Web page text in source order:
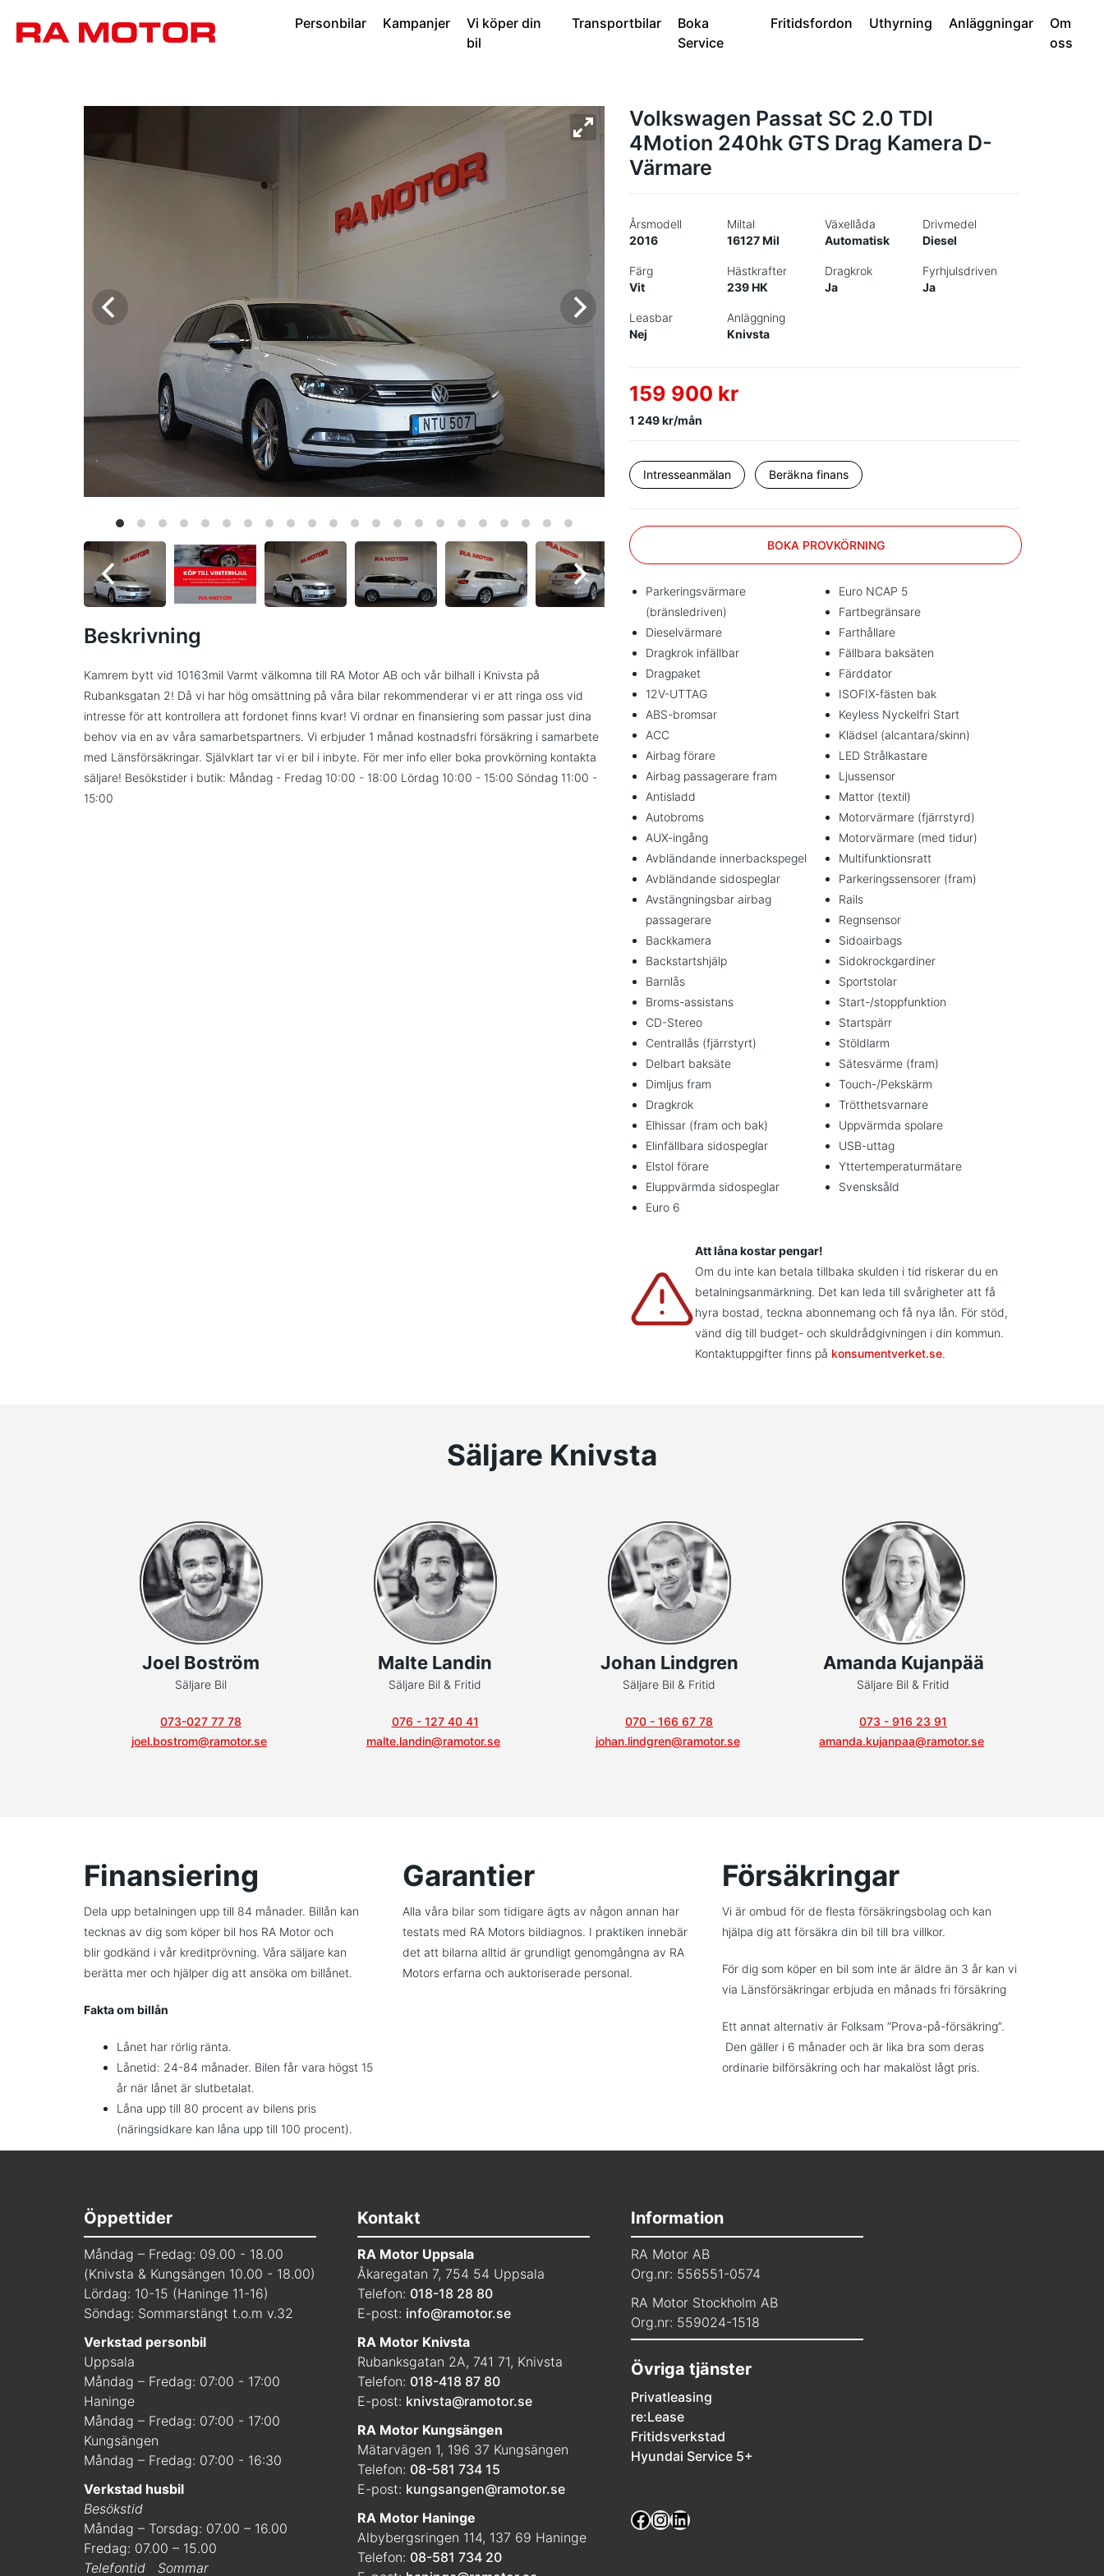
Personbilar Kampanjer
Vi köper din
bil
Transportbilar
Boka
Service
Fritidsfordon Uthyrning Anläggningar
Om
oss
Beskrivning
Kamrem bytt vid 10163mil Varmt välkomna till RA Motor AB och vår bilhall i Knivsta på
Rubanksgatan 2! Då vi har hög omsättning på våra bilar rekommenderar vi er att ringa oss vid
intresse för att kontrollera att fordonet finns kvar! Vi ordnar en finansiering som passar just dina
behov via en av våra samarbetspartners. Vi erbjuder 1 månad kostnadsfri försäkring i samarbete
med Länsförsäkringar. Självklart tar vi er bil i inbyte. För mer info eller boka provkörning kontakta
säljare! Besökstider i butik: Måndag - Fredag 10:00 - 18:00 Lördag 10:00 - 15:00 Söndag 11:00 -
15:00
Volkswagen Passat SC 2.0 TDI
4Motion 240hk GTS Drag Kamera D-
Värmare
Årsmodell
2016
Miltal
16127 Mil
Växellåda
Automatisk
Drivmedel
Diesel
Färg
Vit
Hästkrafter
239 HK
Dragkrok
Ja
Fyrhjulsdriven
Ja
Leasbar
Nej
Anläggning
Knivsta
159 900 kr
1 249 kr/mån
Intresseanmälan Beräkna finans
BOKA PROVKÖRNING
Parkeringsvärmare
(bränsledriven)
Dieselvärmare
Dragkrok infällbar
Dragpaket
12V-UTTAG
ABS-bromsar
ACC
Airbag förare
Airbag passagerare fram
Antisladd
Autobroms
AUX-ingång
Avbländande innerbackspegel
Avbländande sidospeglar
Avstängningsbar airbag
passagerare
Backkamera
Backstartshjälp
Barnlås
Broms-assistans
CD-Stereo
Centrallås (fjärrstyrt)
Delbart baksäte
Dimljus fram
Dragkrok
Elhissar (fram och bak)
Elinfällbara sidospeglar
Elstol förare
Eluppvärmda sidospeglar
Euro 6
Euro NCAP 5
Fartbegränsare
Farthållare
Fällbara baksäten
Färddator
ISOFIX-fästen bak
Keyless Nyckelfri Start
Klädsel (alcantara/skinn)
LED Strålkastare
Ljussensor
Mattor (textil)
Motorvärmare (fjärrstyrd)
Motorvärmare (med tidur)
Multifunktionsratt
Parkeringssensorer (fram)
Rails
Regnsensor
Sidoairbags
Sidokrockgardiner
Sportstolar
Start-/stoppfunktion
Startspärr
Stöldlarm
Sätesvärme (fram)
Touch-/Pekskärm
Trötthetsvarnare
Uppvärmda spolare
USB-uttag
Yttertemperaturmätare
Svensksåld
Att låna kostar pengar!
Om du inte kan betala tillbaka skulden i tid riskerar du en
betalningsanmärkning. Det kan leda till svårigheter att få
hyra bostad, teckna abonnemang och få nya lån. För stöd,
vänd dig till budget- och skuldrådgivningen i din kommun.
Kontaktuppgifter finns på konsumentverket.se.
Säljare Knivsta
Joel Boström
Säljare Bil
073-027 77 78
joel.bostrom@ramotor.se
Malte Landin
Säljare Bil & Fritid
076 - 127 40 41
malte.landin@ramotor.se
Johan Lindgren
Säljare Bil & Fritid
070 - 166 67 78
johan.lindgren@ramotor.se
Amanda Kujanpää
Säljare Bil & Fritid
073 - 916 23 91
amanda.kujanpaa@ramotor.se
Finansiering
Dela upp betalningen upp till 84 månader. Billån kan
tecknas av dig som köper bil hos RA Motor och
blir godkänd i vår kreditprövning. Våra säljare kan
berätta mer och hjälper dig att ansöka om billånet.
Fakta om billån
Lånet har rörlig ränta.
Lånetid: 24-84 månader. Bilen får vara högst 15
år när lånet är slutbetalat.
Låna upp till 80 procent av bilens pris
(näringsidkare kan låna upp till 100 procent).
Garantier
Alla våra bilar som tidigare ägts av någon annan har
testats med RA Motors bildiagnos. I praktiken innebär
det att bilarna alltid är grundligt genomgångna av RA
Motors erfarna och auktoriserade personal.
Försäkringar
Vi är ombud för de flesta försäkringsbolag och kan
hjälpa dig att försäkra din bil till bra villkor.
För dig som köper en bil som inte är äldre än 3 år kan vi
via Länsförsäkringar erbjuda en månads fri försäkring
Ett annat alternativ är Folksam “Prova-på-försäkring”.
Den gäller i 6 månader och är lika bra som deras
ordinarie bilförsäkring och har makalöst lågt pris.
Öppettider
Måndag – Fredag: 09.00 - 18.00
(Knivsta & Kungsängen 10.00 - 18.00)
Lördag: 10-15 (Haninge 11-16)
Söndag: Sommarstängt t.o.m v.32
Verkstad personbil
Uppsala
Måndag – Fredag: 07:00 - 17:00
Haninge
Måndag – Fredag: 07:00 - 17:00
Kungsängen
Måndag – Fredag: 07:00 - 16:30
Verkstad husbil
Besökstid
Måndag – Torsdag: 07.00 – 16.00
Fredag: 07.00 – 15.00
Telefontid
Sommar
Kontakt
RA Motor Uppsala
Åkaregatan 7, 754 54 Uppsala
Telefon: 018-18 28 80
E-post: info@ramotor.se
RA Motor Knivsta
Rubanksgatan 2A, 741 71, Knivsta
Telefon: 018-418 87 80
E-post: knivsta@ramotor.se
RA Motor Kungsängen
Mätarvägen 1, 196 37 Kungsängen
Telefon: 08-581 734 15
E-post: kungsangen@ramotor.se
RA Motor Haninge
Albybergsringen 114, 137 69 Haninge
Telefon: 08-581 734 20
Information
RA Motor AB
Org.nr: 556551-0574
RA Motor Stockholm AB
Org.nr: 559024-1518
Övriga tjänster
Privatleasing
re:Lease
Fritidsverkstad
Hyundai Service 5+
Facebook
Instagram
LinkedIn